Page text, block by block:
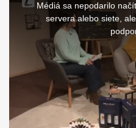
a
modal
window.
Médiá sa nepodarilo
servera alebo siete,